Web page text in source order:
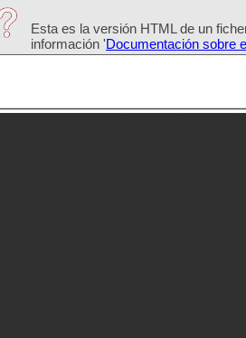
Esta es la versión HTML de un
información 'Documentación sobre